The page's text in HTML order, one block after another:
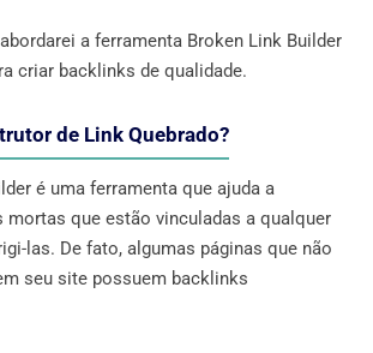
a ferramenta Broken Link Builder
criar backlinks de qualidade.
de Link Quebrado?
é uma ferramenta que ajuda a
mortas que estão vinculadas a qualquer
las. De fato, algumas páginas que não
seu site possuem backlinks